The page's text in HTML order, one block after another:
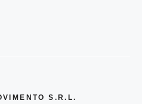
S.R.L.